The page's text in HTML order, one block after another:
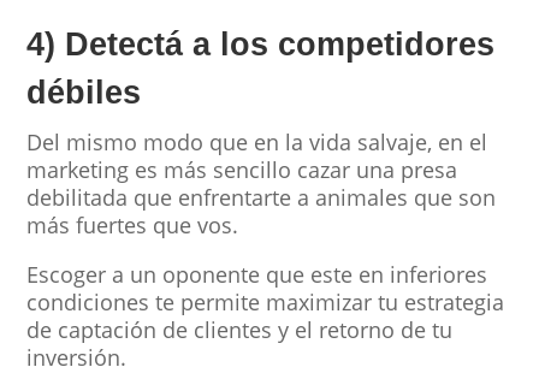
4) Detectá a los competidores
débiles
Del mismo modo que en la vida salvaje, en el
marketing es más sencillo cazar una presa
debilitada que enfrentarte a animales que son
más fuertes que vos.
Escoger a un oponente que este en inferiores
condiciones te permite maximizar tu estrategia
de captación de clientes y el retorno de tu
inversión.